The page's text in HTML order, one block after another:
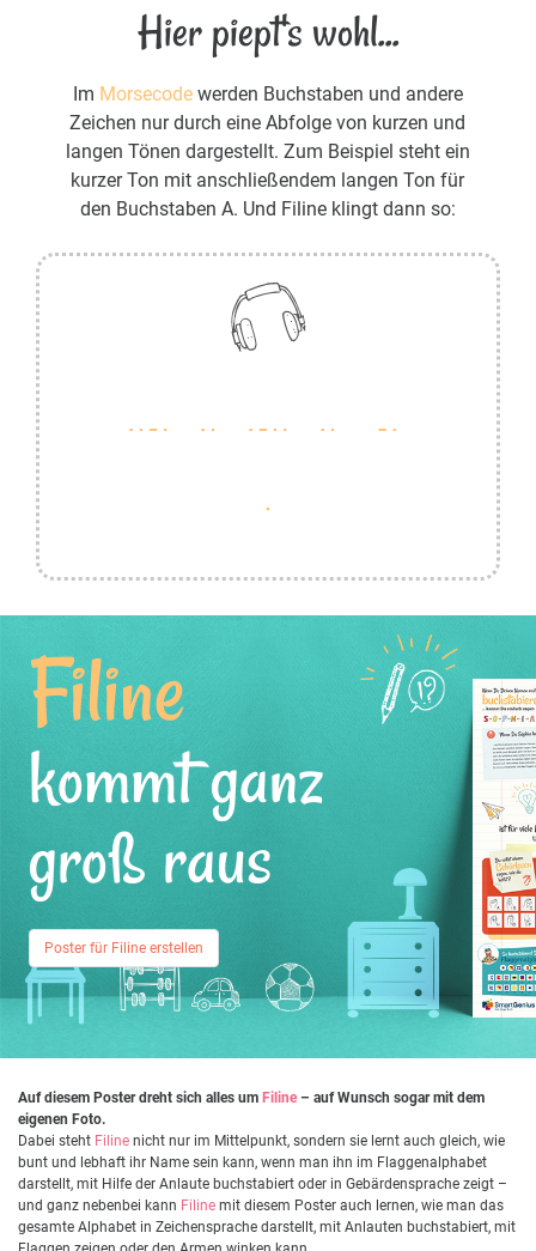
Hier piept's wohl...
Im Morsecodewerden Buchstaben und andere
Zeichen nur durch eine Abfolge von kurzen und
langen Tönen dargestellt. Zum Beispiel steht ein
kurzer Ton mit anschließendem langen Ton für
den Buchstaben A. Und Filine klingt dann so:
Filine
kommt ganz
groß raus
Poster für Filine erstellen
Auf diesem Poster dreht sich alles um Filine– auf Wunsch sogar mit dem
eigenen Foto.
Dabei steht Filine nicht nur im Mittelpunkt, sondern sie lernt auch gleich, wie
bunt und lebhaft ihr Name sein kann, wenn man ihn im Flaggenalphabet
darstellt, mit Hilfe der Anlaute buchstabiert oder in Gebärdensprache zeigt –
und ganz nebenbei kann Filine mit diesem Poster auch lernen, wie man das
gesamte Alphabet in Zeichensprache darstellt, mit Anlauten buchstabiert, mit